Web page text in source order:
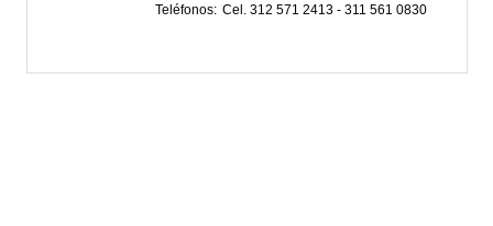
Teléfonos Cel. 312 571 2413 - 311 561 0830